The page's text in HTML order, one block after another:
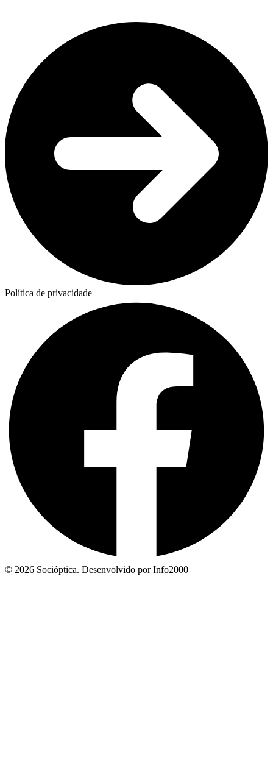
Política de privacidade
© 2026 Socióptica. Desenvolvido por Info2000